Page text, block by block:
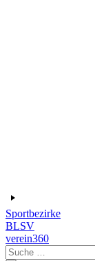
Sportbezirke
BLSV
verein360
Search